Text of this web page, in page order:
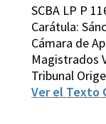
SCBA LP P
Carátula:
Cámara de
Magistrados
Tribunal
Ver el Texto